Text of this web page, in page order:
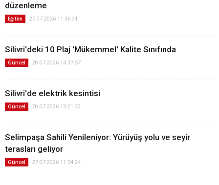
düzenleme
Eğitim 27.07.2026 11:36:31
Silivri'deki 10 Plaj 'Mükemmel' Kalite Sınıfında
Güncel 20.07.2026 14:37:57
Silivri'de elektrik kesintisi
Güncel 20.07.2026 13:21:32
Selimpaşa Sahili Yenileniyor: Yürüyüş yolu ve seyir
terasları geliyor
Güncel 27.07.2026 11:54:24